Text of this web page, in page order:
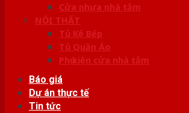
Cửa nhựa nhà tắm
NỘI THẤT
Tủ Kệ Bếp
Tủ Quần Áo
Phụ kiện cửa nhà tắm
Báo giá
Dự án thực tế
Tin tức